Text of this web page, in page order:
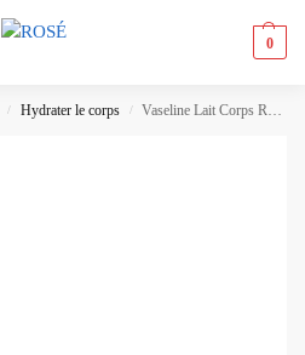
0
/ Hydrater le corps / Vaseline Lait Corps Réparateur Peaux Sèches